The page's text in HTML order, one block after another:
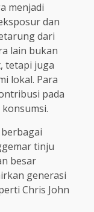
menjadi
dan
dari
lain bukan
tetapi juga
lokal. Para
pada
tinju
besar
generasi
Chris John